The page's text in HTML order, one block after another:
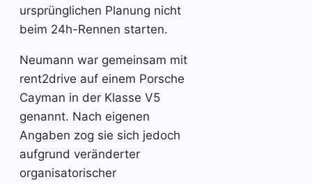
ursprünglichen Planung nicht
beim 24h-Rennen starten.
Neumann war gemeinsam mit
rent2drive auf einem Porsche
Cayman in der Klasse V5
genannt. Nach eigenen
Angaben zog sie sich jedoch
aufgrund veränderter
organisatorischer